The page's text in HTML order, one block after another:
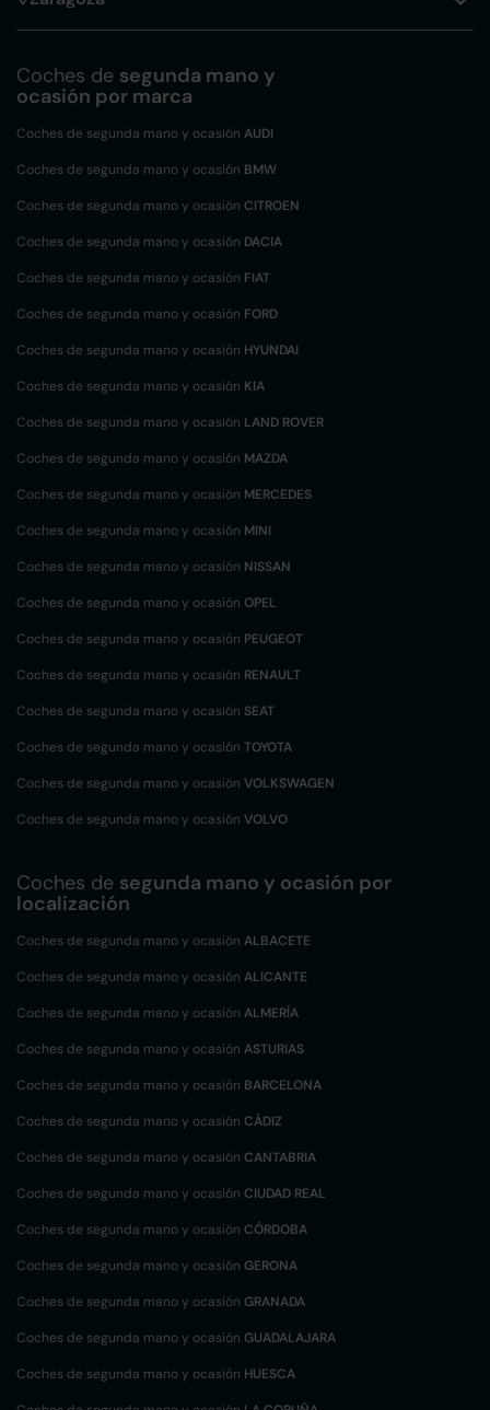
Coches de segunda mano y
ocasión por marca
Coches de segunda mano y ocasión AUDI
Coches de segunda mano y ocasión BMW
Coches de segunda mano y ocasión CITROEN
Coches de segunda mano y ocasión DACIA
Coches de segunda mano y ocasión FIAT
Coches de segunda mano y ocasión FORD
Coches de segunda mano y ocasión HYUNDAI
Coches de segunda mano y ocasión KIA
Coches de segunda mano y ocasión LAND ROVER
Coches de segunda mano y ocasión MAZDA
Coches de segunda mano y ocasión MERCEDES
Coches de segunda mano y ocasión MINI
Coches de segunda mano y ocasión NISSAN
Coches de segunda mano y ocasión OPEL
Coches de segunda mano y ocasión PEUGEOT
Coches de segunda mano y ocasión RENAULT
Coches de segunda mano y ocasión SEAT
Coches de segunda mano y ocasión TOYOTA
Coches de segunda mano y ocasión VOLKSWAGEN
Coches de segunda mano y ocasión VOLVO
Coches de segunda mano y ocasión por
localización
Coches de segunda mano y ocasión ALBACETE
Coches de segunda mano y ocasión ALICANTE
Coches de segunda mano y ocasión ALMERÍA
Coches de segunda mano y ocasión ASTURIAS
Coches de segunda mano y ocasión BARCELONA
Coches de segunda mano y ocasión CÁDIZ
Coches de segunda mano y ocasión CANTABRIA
Coches de segunda mano y ocasión CIUDAD REAL
Coches de segunda mano y ocasión CÓRDOBA
Coches de segunda mano y ocasión GERONA
Coches de segunda mano y ocasión GRANADA
Coches de segunda mano y ocasión GUADALAJARA
Coches de segunda mano y ocasión HUESCA